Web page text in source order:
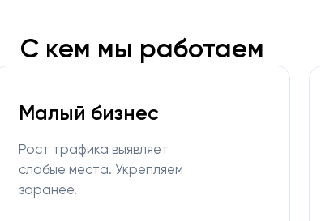
С кем мы работаем
Малый бизнес
Рост трафика выявляет
слабые места. Укрепляем
заранее.